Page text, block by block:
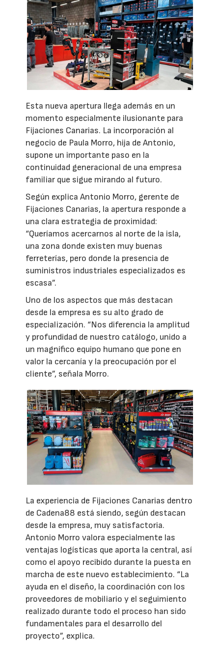
Esta nueva apertura llega además en un
momento especialmente ilusionante para
Fijaciones Canarias. La incorporación al
negocio de Paula Morro, hija de Antonio,
supone un importante paso en la
continuidad generacional de una empresa
familiar que sigue mirando al futuro.
Según explica Antonio Morro, gerente de
Fijaciones Canarias, la apertura responde a
una clara estrategia de proximidad:
“Queríamos acercarnos al norte de la isla,
una zona donde existen muy buenas
ferreterías, pero donde la presencia de
suministros industriales especializados es
escasa”.
Uno de los aspectos que más destacan
desde la empresa es su alto grado de
especialización. “Nos diferencia la amplitud
y profundidad de nuestro catálogo, unido a
un magnífico equipo humano que pone en
valor la cercanía y la preocupación por el
cliente”, señala Morro.
La experiencia de Fijaciones Canarias dentro
de Cadena88 está siendo, según destacan
desde la empresa, muy satisfactoria.
Antonio Morro valora especialmente las
ventajas logísticas que aporta la central, así
como el apoyo recibido durante la puesta en
marcha de este nuevo establecimiento. “La
ayuda en el diseño, la coordinación con los
proveedores de mobiliario y el seguimiento
realizado durante todo el proceso han sido
fundamentales para el desarrollo del
proyecto”, explica.